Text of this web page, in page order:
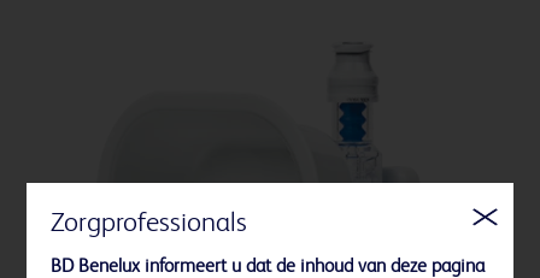
Zorgprofessionals
BD Benelux informeert u dat de inhoud van deze pagina